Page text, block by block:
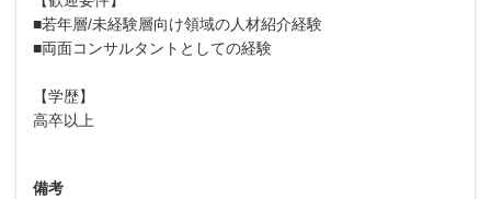
■若年層/未経験層向け領域の人材紹介経験
■両面コンサルタントとしての経験
【学歴】
高卒以上
備考